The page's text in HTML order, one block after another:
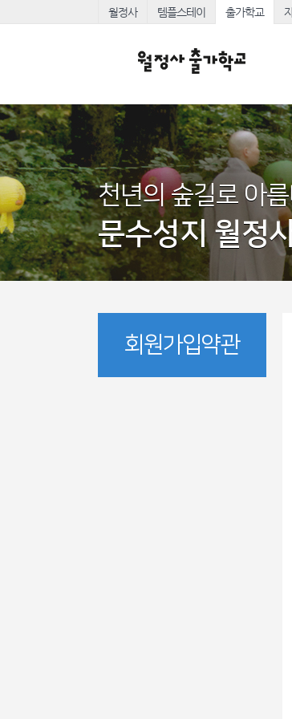
월정사 템플스테이 출가학교
천년의 숲길로 아
문수성지 월정
회원가입약관